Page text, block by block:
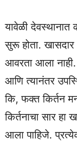
यावेळी देवस्थानात
सुरू होता. खासदार
आवरता आला
आणि त्यानंतर
कि, फक्त किर्तन
किर्तनाचा सार हा
आला पाहिजे.